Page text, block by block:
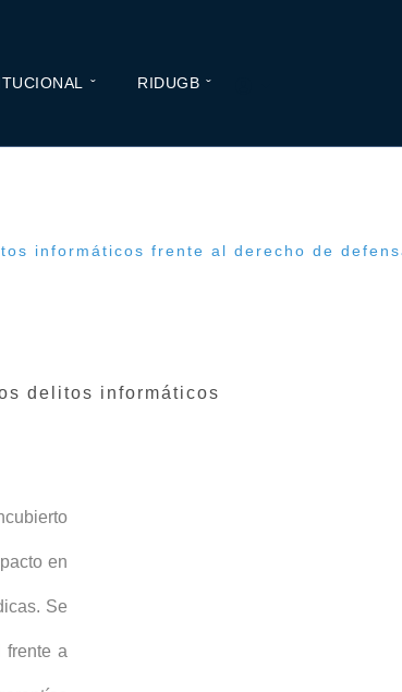
RIDUGB
informáticos frente al derecho de
delitos informáticos
en
Se
frente a